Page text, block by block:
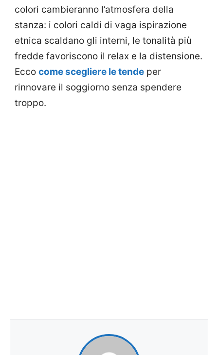
colori cambieranno l’atmosfera della
stanza: i colori caldi di vaga ispirazione
etnica scaldano gli interni, le tonalità più
fredde favoriscono il relax e la distensione.
Ecco come scegliere le tende per
rinnovare il soggiorno senza spendere
troppo.